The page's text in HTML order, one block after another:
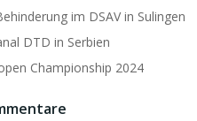
im DSAV in Sulingen
DTD in Serbien
Championship 2024